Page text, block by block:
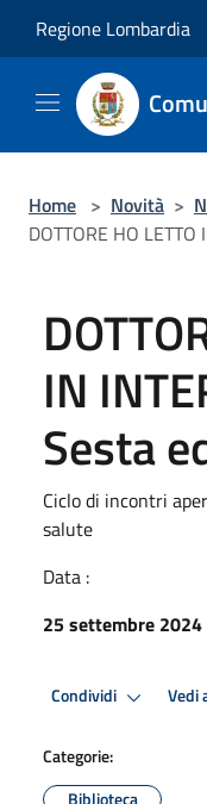
Regione Lombardia
Home > Novità >
DOTTORE HO
IN
Sesta
Ciclo di incontri
salute
Data :
25 settembre 2024
Condividi Vedi
Categorie:
Biblioteca